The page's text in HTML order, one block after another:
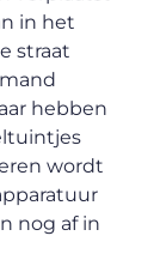
in het
straat
hebben
wordt
nog af in